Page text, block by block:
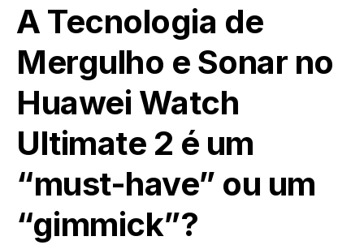
A Tecnologia de
Mergulho e Sonar no
Huawei Watch
Ultimate 2 é um
“must-have” ou um
“gimmick”?